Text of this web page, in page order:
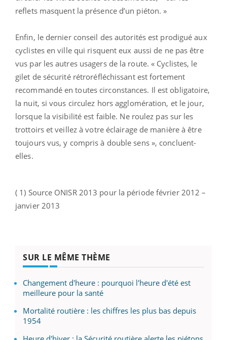
reflets masquent la présence d’un piéton. »
Enfin, le dernier conseil des autorités est prodigué aux
cyclistes en ville qui risquent eux aussi de ne pas être
vus par les autres usagers de la route. « Cyclistes, le
gilet de sécurité rétroréfléchissant est fortement
recommandé en toutes circonstances. Il est obligatoire,
la nuit, si vous circulez hors agglomération, et le jour,
lorsque la visibilité est faible. Ne roulez pas sur les
trottoirs et veillez à votre éclairage de manière à être
toujours vus, y compris à double sens », concluent-
elles.
( 1) Source ONISR 2013 pour la période février 2012 –
janvier 2013
SUR LE MÊME THÈME
Changement d'heure : pourquoi l'heure d'été est
meilleure pour la santé
Mortalité routière : les chiffres les plus bas depuis
1954